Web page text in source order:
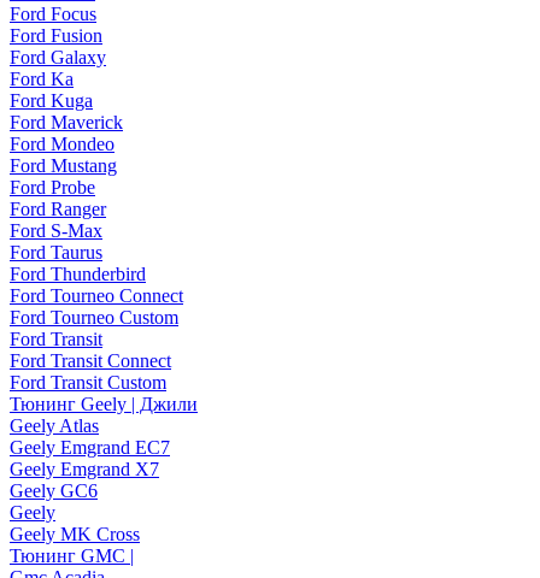
Ford Focus
Ford Fusion
Ford Galaxy
Ford Ka
Ford Kuga
Ford Maverick
Ford Mondeo
Ford Mustang
Ford Probe
Ford Ranger
Ford S-Max
Ford Taurus
Ford Thunderbird
Ford Tourneo Connect
Ford Tourneo Custom
Ford Transit
Ford Transit Connect
Ford Transit Custom
Тюнинг Geely | Джили
Geely Atlas
Geely Emgrand EC7
Geely Emgrand X7
Geely GC6
Geely
Geely MK Cross
Тюнинг GMC |